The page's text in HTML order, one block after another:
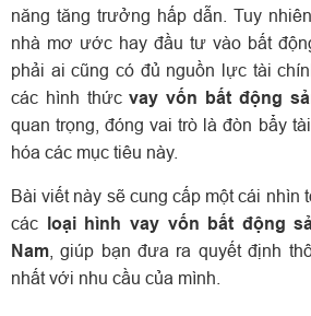
năng tăng trưởng hấp dẫn. Tuy
nhà mơ ước hay đầu tư vào bất
phải ai cũng có đủ nguồn lực tài
các hình thứcvay vốn bất động
quan trọng, đóng vai trò là đòn bẩy
hóa các mục tiêu này.
Bài viết này sẽ cung cấp một cái nhìn
các
loại hình vay vốn bất động
Nam , giúp bạn đưa ra quyết định
nhất với nhu cầu của mình.